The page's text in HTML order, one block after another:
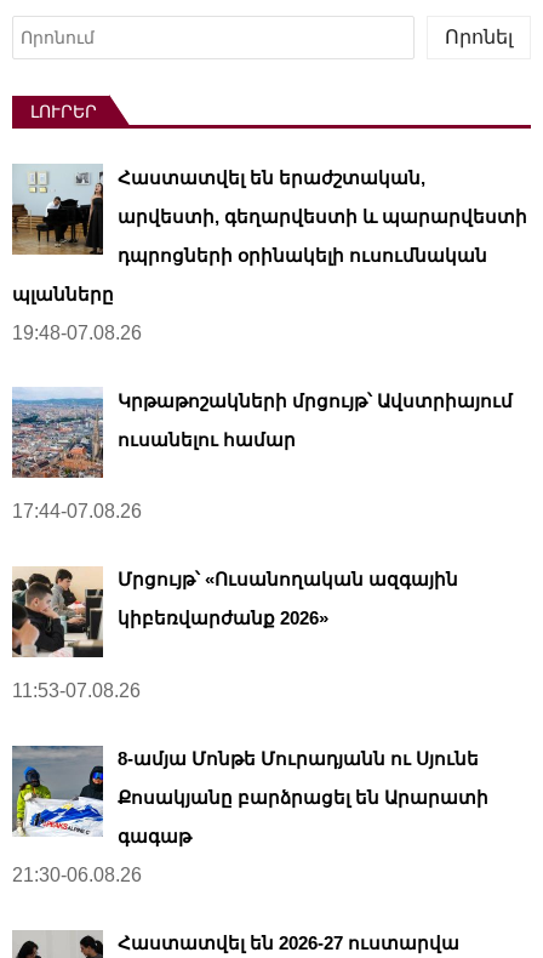
s
p
a
g
i
n
a
t
i
o
Որոնել
Որոնել
ԼՈՒՐԵՐ
Հաստատվել են երաժշտական,
արվեստի, գեղարվեստի և պարարվեստի
դպրոցների օրինակելի ուսումնական
պլանները
19:48-07.08.26
Կրթաթոշակների մրցույթ՝ Ավստրիայում
ուսանելու համար
17:44-07.08.26
Մրցույթ՝ «Ուսանողական ազգային
կիբեռվարժանք 2026»
11:53-07.08.26
8-ամյա Մոնթե Մուրադյանն ու Սյունե
Քոսակյանը բարձրացել են Արարատի
գագաթ
21:30-06.08.26
Հաստատվել են 2026-27 ուստարվա